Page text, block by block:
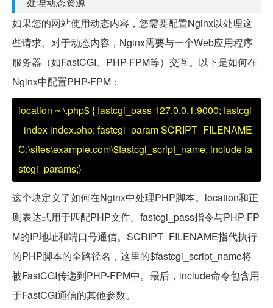
如果您的网站使用动态内容，您需要配置Nginx以处理这
些请求。对于动态内容，Nginx需要与一个Web应用程序
服务器（如FastCGI、PHP-FPM等）交互。以下是如何在
Nginx中配置PHP-FPM：
location ~ \.php$ { fastcgi_pass 127.0.0.1:9000; fastcgi
_index index.php; fastcgi_param SCRIPT_FILENAME
C:\sites\example.com\$fastcgi_script_name; include fa
stcgi_params;}
这个块定义了如何在Nginx中处理PHP脚本。location和正
则表达式用于匹配PHP文件。fastcgi_pass指令与PHP-FP
M的IP地址和端口号通信。SCRIPT_FILENAME指代执行
的PHP脚本的全路径名，这里的$fastcgi_script_name将
被FastCGI传递到PHP-FPM中。最后，include命令包含用
于FastCGI通信的其他参数。